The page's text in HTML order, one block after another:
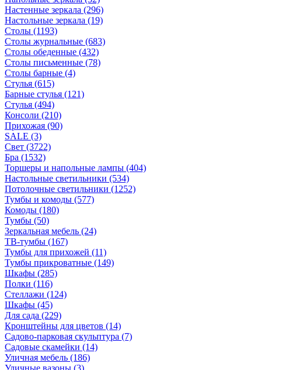
Настенные зеркала (296)
Настольные зеркала (19)
Столы (1193)
Столы журнальные (683)
Столы обеденные (432)
Столы письменные (78)
Столы барные (4)
Стулья (615)
Барные стулья (121)
Стулья (494)
Консоли (210)
Прихожая (90)
SALE (3)
Свет (3722)
Бра (1532)
Торшеры и напольные лампы (404)
Настольные светильники (534)
Потолочные светильники (1252)
Тумбы и комоды (577)
Комоды (180)
Тумбы (50)
Зеркальная мебель (24)
ТВ-тумбы (167)
Тумбы для прихожей (11)
Тумбы прикроватные (149)
Шкафы (285)
Полки (116)
Стеллажи (124)
Шкафы (45)
Для сада (229)
Кронштейны для цветов (14)
Садово-парковая скульптура (7)
Садовые скамейки (14)
Уличная мебель (186)
Уличные вазоны (3)